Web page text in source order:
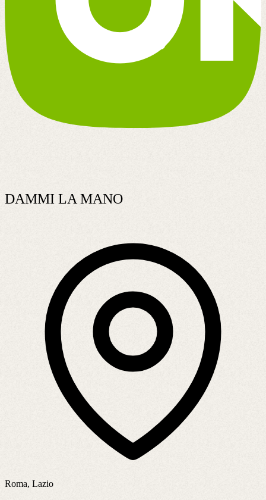
DAMMI LA MANO
Roma, Lazio